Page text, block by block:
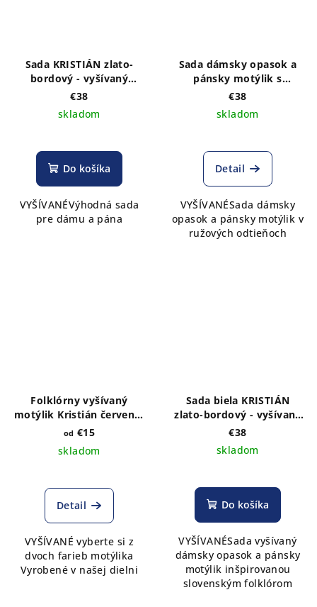
Sada KRISTIÁN zlato-
bordový - vyšívaný
dámsky širší opasok a
€38
skladom
Do košíka
VYŠÍVANÉVýhodná sada
pre dámu a pána
Sada dámsky opasok a
pánsky motýlik s
výšivkou Adam ružové
€38
skladom
Detail
VYŠÍVANÉSada dámsky
opasok a pánsky motýlik v
ružových odtieňoch
Folklórny vyšívaný
motýlik Kristián červený-
výber farby látky
od €15
skladom
Detail
VYŠÍVANÉ vyberte si z
dvoch farieb motýlika
Vyrobené v našej dielni
Sada biela KRISTIÁN
zlato-bordový - vyšívaný
dámsky širší opasok a
pánsky motýlik
€38
skladom
Do košíka
VYŠÍVANÉSada vyšívaný
dámsky opasok a pánsky
motýlik inšpirovanou
slovenským folklórom